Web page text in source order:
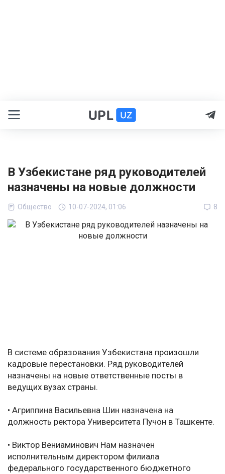
В Узбекистане ряд руководителей
назначены на новые должности
Общество 10-07-2024, 01:06 8
В системе образования Узбекистана произошли
кадровые перестановки. Ряд руководителей
назначены на новые ответственные посты в
ведущих вузах страны.
• Агриппина Васильевна Шин назначена на
должность ректора Университета Пучон в Ташкенте.
• Виктор Вениаминович Нам назначен
исполнительным директором филиала
федерального государственного бюджетного